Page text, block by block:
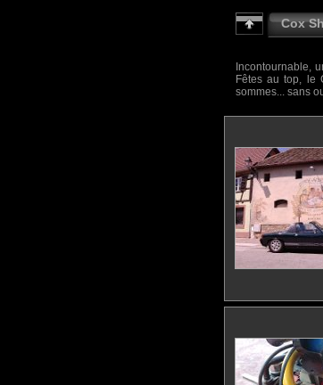
Cox
Incontournable,
Fêtes au top, le
sommes... sans